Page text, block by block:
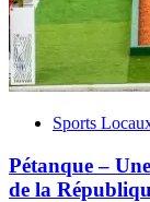
Sports
Pétanque –
de la